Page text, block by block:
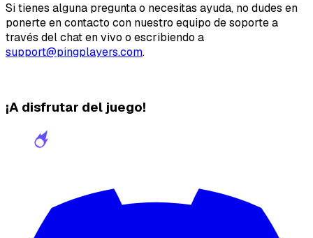
Si tienes alguna pregunta o necesitas ayuda, no dudes en
ponerte en contacto con nuestro equipo de soporte a
través del chat en vivo o escribiendo a
support@pingplayers.com.
¡A disfrutar del juego!